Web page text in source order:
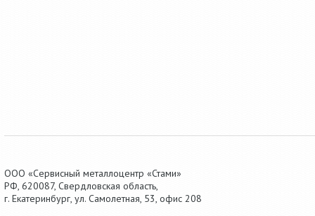
ООО «Сервисный металлоцентр «Стами»
РФ, 620087, Свердловская область,
г. Екатеринбург, ул. Самолетная, 53, офис 208